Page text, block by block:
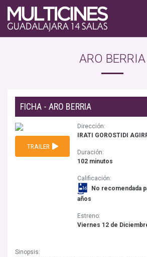
ARO BERRIA
FICHA - ARO BERRIA
TRAILER
Dirección:
IRATI GOROSTIDI
Duración:
102 minutos
Calificación:
No recomendada
años
Estreno:
Viernes 12 de
Sinopsis: